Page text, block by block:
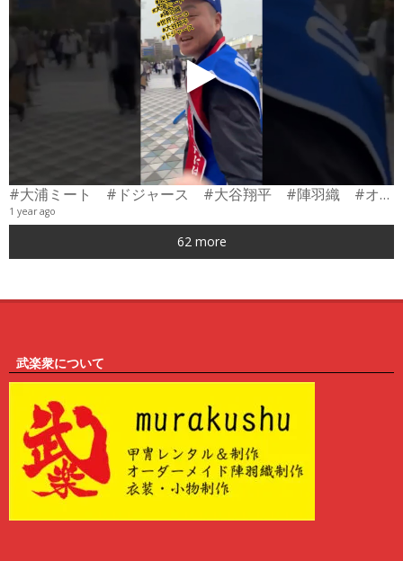
#大浦ミート #ドジャース #大谷翔平 #陣羽織 #オーダーメイド #shorts
1 year ago
62 more
武楽衆について